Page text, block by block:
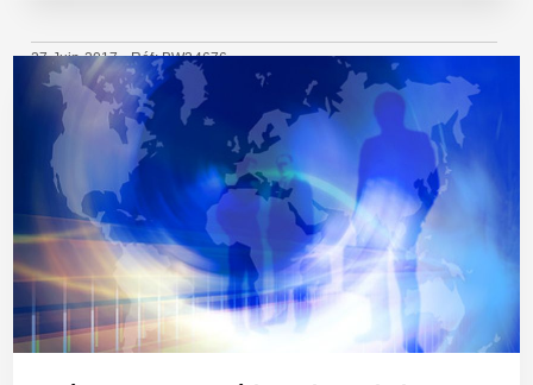
27 Juin 2017 - Réf: BW24676